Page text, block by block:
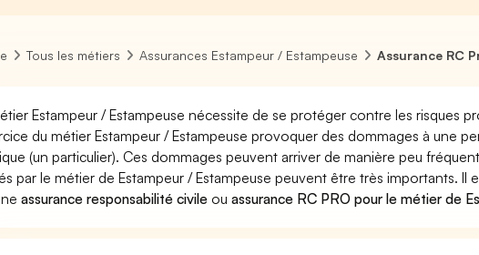
Tous les métiers Assurances Estampeur / Estampeuse Assurance RC
Estampeur / Estampeuse nécessite de se protéger contre les risques
du métier Estampeur / Estampeuse provoquer des dommages à une
(un particulier). Ces dommages peuvent arriver de manière peu
par le métier de Estampeur / Estampeuse peuvent être très importants.
assurance responsabilité civile ouassurance RC PRO pour le métier de